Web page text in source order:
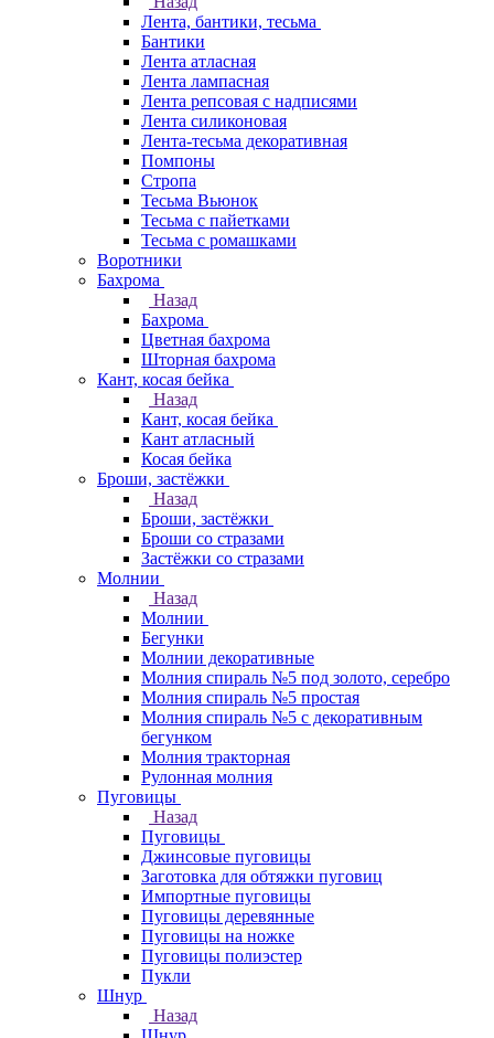
Лента, бантики, тесьма
Бантики
Лента атласная
Лента лампасная
Лента репсовая с надписями
Лента силиконовая
Лента-тесьма декоративная
Помпоны
Стропа
Тесьма Вьюнок
Тесьма с пайетками
Тесьма с ромашками
Воротники
Бахрома
Назад
Бахрома
Цветная бахрома
Шторная бахрома
Кант, косая бейка
Назад
Кант, косая бейка
Кант атласный
Косая бейка
Броши, застёжки
Назад
Броши, застёжки
Броши со стразами
Застёжки со стразами
Молнии
Назад
Молнии
Бегунки
Молнии декоративные
Молния спираль №5 под золото, серебро
Молния спираль №5 простая
Молния спираль №5 с декоративным
бегунком
Молния тракторная
Рулонная молния
Пуговицы
Назад
Пуговицы
Джинсовые пуговицы
Заготовка для обтяжки пуговиц
Импортные пуговицы
Пуговицы деревянные
Пуговицы на ножке
Пуговицы полиэстер
Пукли
Шнур
Назад